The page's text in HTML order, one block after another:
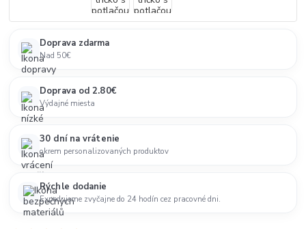
Doprava zdarma
Nad 50€
Doprava od 2.80€
Výdajné miesta
30 dní na vrátenie
okrem personalizovaných produktov
Rýchle dodanie
Expedujeme zvyčajne do 24 hodín cez pracovné dni.